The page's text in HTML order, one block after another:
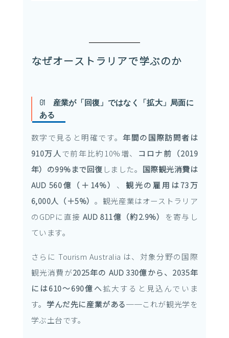
なぜオーストラリアで学ぶのか
01 産業が「回復」ではなく「拡大」局面に
ある
数字で見ると明確です。年間の国際訪問者は
910万人 で前年比約10%増、 コロナ前（2019
年）の99%まで回復 しました。 国際観光消費は
AUD 560億（＋14%） 、 観光の雇用は73万
6,000人（＋5%） 。観光産業はオーストラリア
のGDPに直接 AUD 811億（約2.9%）
を寄与し
ています。
さらに Tourism Australia は、対象分野の国際
観光消費が2025年の AUD 330億から、2035年
には610〜690億へ拡大すると見込んでいま
す。 学んだ先に産業がある──これが観光学を
学ぶ土台です。